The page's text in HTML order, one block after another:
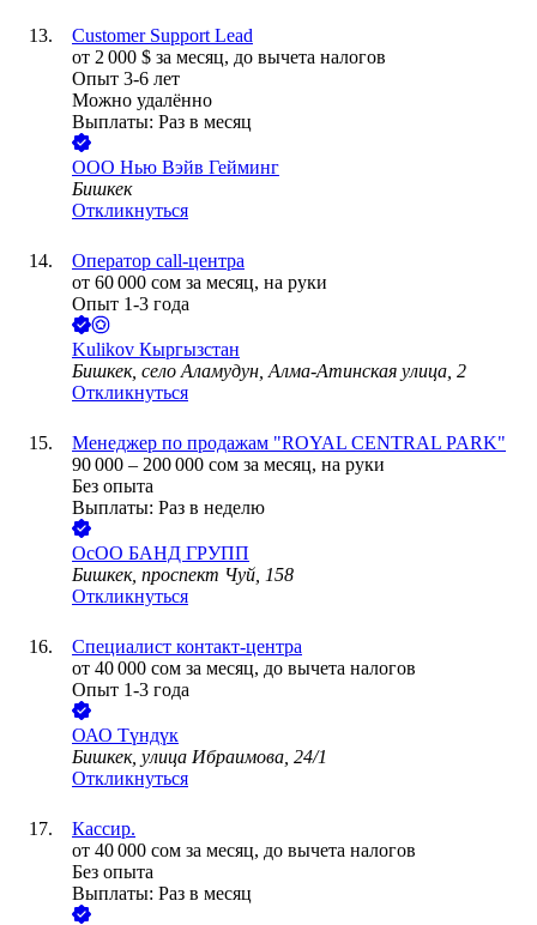
Customer Support Lead
от 2 000 $ за месяц, до вычета налогов
Опыт 3-6 лет
Можно удалённо
Выплаты: Раз в месяц
ООО Нью Вэйв Гейминг
Бишкек
Откликнуться
Оператор call-центра
от 60 000 сом за месяц, на руки
Опыт 1-3 года
Kulikov Кыргызстан
Бишкек, село Аламудун, Алма-Атинская улица, 2
Откликнуться
Менеджер по продажам "ROYAL CENTRAL PARK"
90 000 – 200 000 сом за месяц, на руки
Без опыта
Выплаты: Раз в неделю
ОсОО БАНД ГРУПП
Бишкек, проспект Чуй, 158
Откликнуться
Специалист контакт-центра
от 40 000 сом за месяц, до вычета налогов
Опыт 1-3 года
ОАО Түндүк
Бишкек, улица Ибраимова, 24/1
Откликнуться
Кассир.
от 40 000 сом за месяц, до вычета налогов
Без опыта
Выплаты: Раз в месяц